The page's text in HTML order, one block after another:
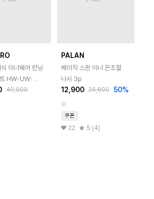
이너웨어 런닝
HW-UW-
40,000
PALAN
베이직 스판 이너 끈조절
나시 3p
12,900 25,800 50%
쿠폰
22 5 (4)